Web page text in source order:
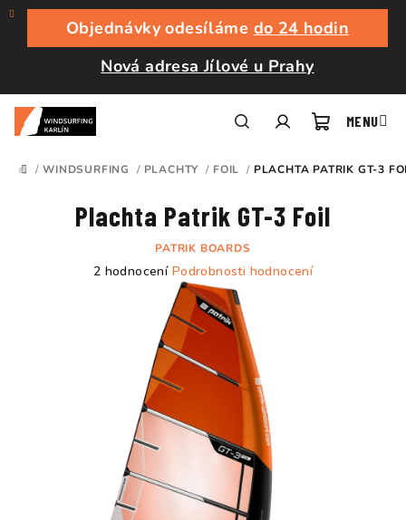
Přejít
obsah
Objednávky odesíláme do 24 hodin
Nová adresa Jílové u Prahy
košík
DOMŮ
/ WINDSURFING / PLACHTY / FOIL / PLACHTA PATRIK GT-3
Plachta Patrik GT-3 Foil
PATRIK BOARDS
Průměrné
hvězdiček.
2 hodnocení Podrobnosti hodnocení